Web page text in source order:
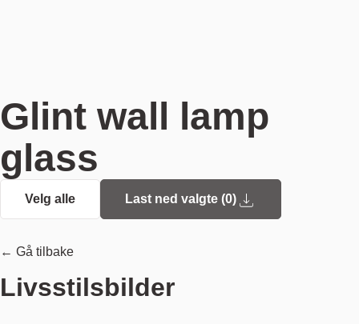
Glint wall lamp
glass
Velg alle Last ned valgte (0)
← Gå tilbake
Livsstilsbilder